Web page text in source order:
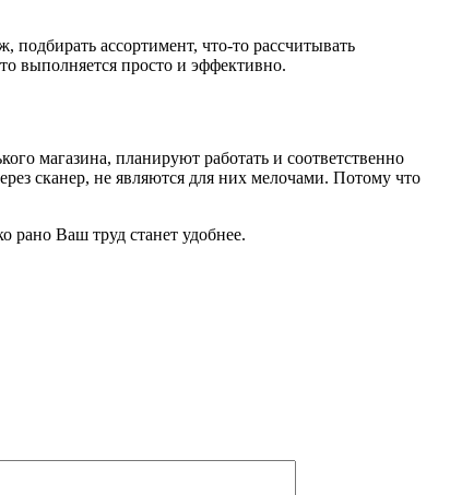
ассортимент, что-то рассчитывать
выполняется просто и эффективно.
магазина, планируют работать и соответственно
сканер, не являются для них мелочами. Потому что
рано Ваш труд станет удобнее.